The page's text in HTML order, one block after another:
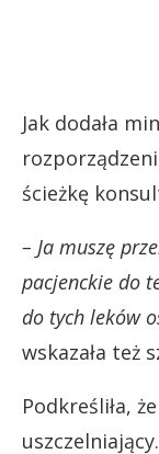
Jak dodała
ścieżkę
– Ja muszę
pacjenckie do
do tych leków
wskazała też
Podkreśliła,
uszczelniający.